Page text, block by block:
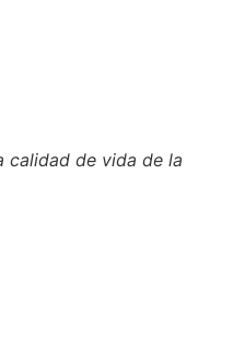
calidad de vida de la